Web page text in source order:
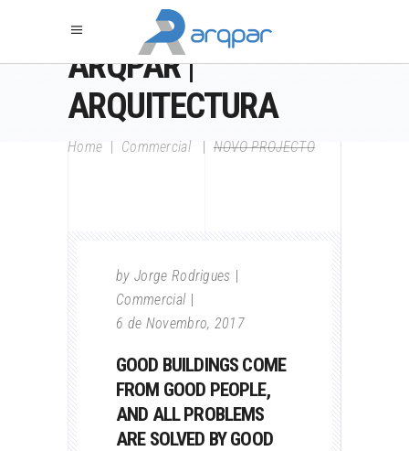
ARQPAR |
ARQUITECTURA
Home Commercial |NOVO PROJECTO
by Jorge Rodrigues
Commercial
6 de Novembro, 2017
GOOD BUILDINGS COME
FROM GOOD PEOPLE,
AND ALL PROBLEMS
ARE SOLVED BY GOOD